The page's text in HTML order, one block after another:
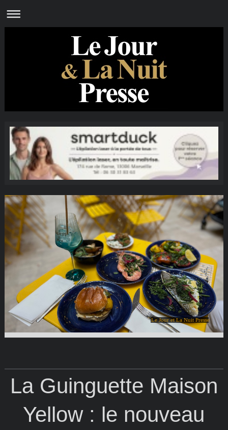
Le Jour et La Nuit Presse
La Guinguette Maison
Yellow : le nouveau